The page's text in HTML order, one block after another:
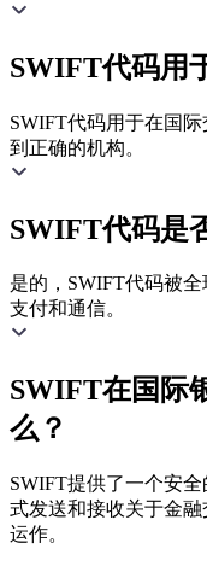
SWIFT代码用
SWIFT代码用于在国
到正确的机构。
SWIFT代码是
是的，SWIFT代码被
支付和通信。
SWIFT在国际
么？
SWIFT提供了一个安
式发送和接收关于金
运作。